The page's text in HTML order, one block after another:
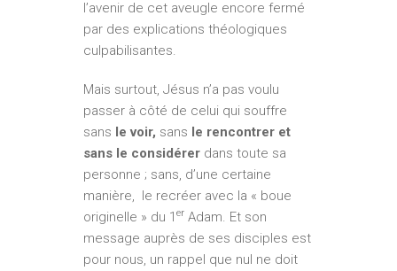
l’avenir de cet aveugle encore fermé
par des explications théologiques
culpabilisantes.
Mais surtout, Jésus n’a pas voulu
passer à côté de celui qui souffre
sans le voir, sans le rencontrer et
sans le considérer dans toute sa
personne ; sans, d’une certaine
manière, le recréer avec la « boue
originelle » du 1 er Adam. Et son
message auprès de ses disciples est
pour nous, un rappel que nul ne doit